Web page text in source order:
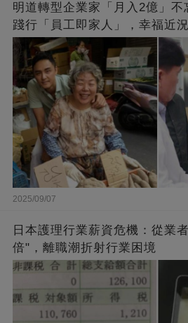
明道轉型企業家「月入2億」
踐行「員工即家人」，幸福近
闆的福報
2025/09/07
日本護理行業薪資危機：從業
倍"，離職潮折射行業困境